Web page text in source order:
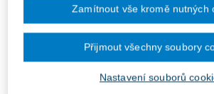
Nastavení souborů
Zamítnout vše kromě nutných
Přijmout všechny soubory